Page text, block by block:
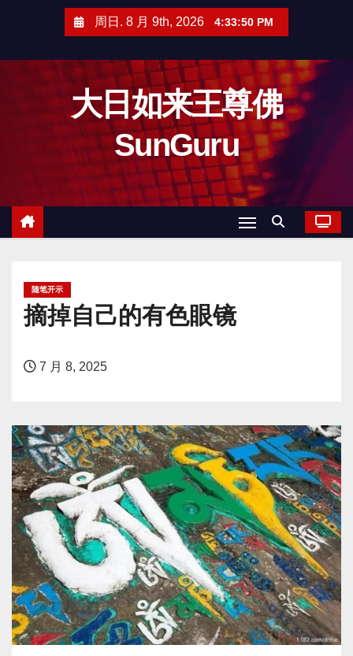
周日. 8 月 9th, 2026 4:33:51 PM
大日如来王尊佛
SunGuru
随笔开示
摘掉自己的有色眼镜
7 月 8, 2025